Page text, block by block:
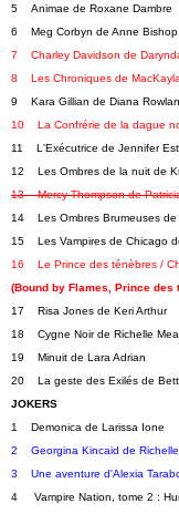
5    Animae de Roxane Dambre
6    Meg Corbyn de Anne
7    Charley Davidson de
8    Les Chroniques de
9    Kara Gillian de Diana
10    La Confrérie de la dague
11    L'Exécutrice de Jennifer
12    Les Ombres de la nuit de
13    Mercy Thompson de
14    Les Ombres Brumeuses
15    Les Vampires de Chicago
16    Le Prince des ténèbres /
(Bound by Flames, Prince des
17    Risa Jones de Keri Arthur
18    Cygne Noir de Richelle
19    Minuit de Lara Adrian
20    La geste des Exilés de
JOKERS
1    Demonica de Larissa Ione
2    Georgina Kincaid de
3    Une aventure d'Alexia
4     Vampire Nation, tome 2 :